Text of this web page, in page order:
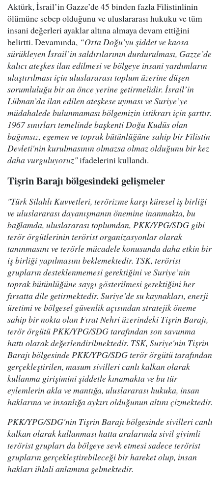
Aktürk, İsrail’in Gazze’de 45 binden fazla Filistinlinin
ölümüne sebep olduğunu ve uluslararası hukuku ve tüm
insani değerleri ayaklar altına almaya devam ettiğini
belirtti. Devamında, “Orta Doğu’yu şiddet ve kaosa
sürükleyen İsrail’in saldırılarının durdurulması, Gazze’de
kalıcı ateşkes ilan edilmesi ve bölgeye insani yardımların
ulaştırılması için uluslararası toplum üzerine düşen
sorumluluğu bir an önce yerine getirmelidir. İsrail’in
Lübnan’da ilan edilen ateşkese uyması ve Suriye’ye
müdahalede bulunmaması bölgemizin istikrarı için şarttır.
1967 sınırları temelinde başkenti Doğu Kudüs olan
bağımsız, egemen ve toprak bütünlüğüne sahip bir Filistin
Devleti'nin kurulmasının olmazsa olmaz olduğunu bir kez
daha vurguluyoruz"ifadelerini kullandı.
Tişrin Barajı bölgesindeki gelişmeler
"Türk Silahlı Kuvvetleri, terörizme karşı küresel iş birliği
ve uluslararası dayanışmanın önemine inanmakta, bu
bağlamda, uluslararası toplumdan, PKK/YPG/SDG gibi
terör örgütlerinin terörist organizasyonlar olarak
tanınmasını ve terörle mücadele konusunda daha etkin bir
iş birliği yapılmasını beklemektedir. TSK, terörist
grupların desteklenmemesi gerektiğini ve Suriye’nin
toprak bütünlüğüne saygı gösterilmesi gerektiğini her
fırsatta dile getirmektedir. Suriye’de su kaynakları, enerji
üretimi ve bölgesel güvenlik açısından stratejik öneme
sahip bir nokta olan Fırat Nehri üzerindeki Tişrin Barajı,
terör örgütü PKK/YPG/SDG tarafından son savunma
hattı olarak değerlendirilmektedir. TSK, Suriye'nin Tişrin
Barajı bölgesinde PKK/YPG/SDG terör örgütü tarafından
gerçekleştirilen, masum sivilleri canlı kalkan olarak
kullanma girişimini şiddetle kınamakta ve bu tür
eylemlerin akla ve mantığa, uluslararası hukuka, insan
haklarına ve insanlığa aykırı olduğunun altını çizmektedir.
PKK/YPG/SDG'nin Tişrin Barajı bölgesinde sivilleri canlı
kalkan olarak kullanması hatta aralarında sivil giyimli
terörist grupları da bölgeye sevk etmesi sadece terörist
grupların gerçekleştirebileceği bir hareket olup, insan
hakları ihlali anlamına gelmektedir.